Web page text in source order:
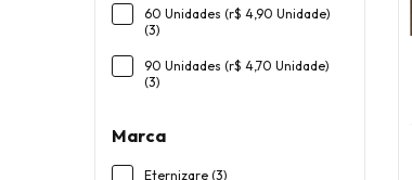
60 Unidades (r$ 4,90 Unidade)
(3)
90 Unidades (r$ 4,70 Unidade)
(3)
Marca
Eternizare (3)